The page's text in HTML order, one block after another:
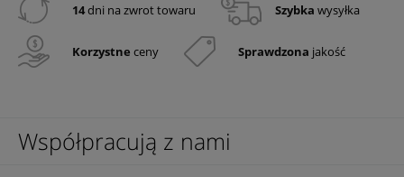
14dni na zwrot towaru Szybka wysyłka
Korzystne ceny Sprawdzona jakość
Współpracują z nami